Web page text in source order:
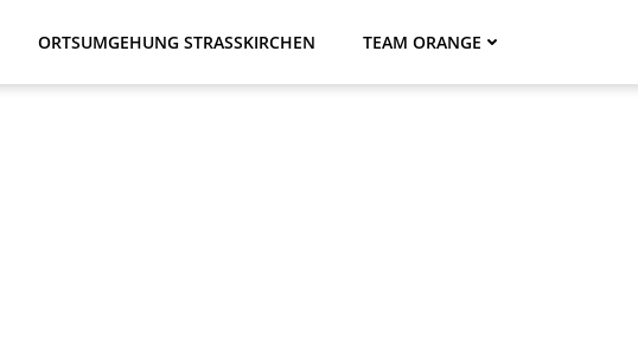
ORTSUMGEHUNG STRASSKIRCHEN TEAM ORANGE